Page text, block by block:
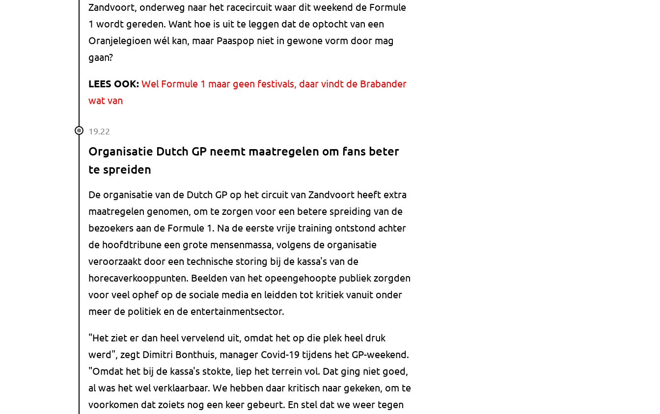
Zandvoort, onderweg naar het racecircuit waar dit weekend de Formule
1 wordt gereden. Want hoe is uit te leggen dat de optocht van een
Oranjelegioen wél kan, maar Paaspop niet in gewone vorm door mag
gaan?
LEES OOK: Wel Formule 1 maar geen festivals, daar vindt de Brabander
wat van
19.22
Organisatie Dutch GP neemt maatregelen om fans beter
te spreiden
De organisatie van de Dutch GP op het circuit van Zandvoort heeft extra
maatregelen genomen, om te zorgen voor een betere spreiding van de
bezoekers aan de Formule 1. Na de eerste vrije training ontstond achter
de hoofdtribune een grote mensenmassa, volgens de organisatie
veroorzaakt door een technische storing bij de kassa's van de
horecaverkooppunten. Beelden van het opeengehoopte publiek zorgden
voor veel ophef op de sociale media en leidden tot kritiek vanuit onder
meer de politiek en de entertainmentsector.
"Het ziet er dan heel vervelend uit, omdat het op die plek heel druk
werd", zegt Dimitri Bonthuis, manager Covid-19 tijdens het GP-weekend.
"Omdat het bij de kassa's stokte, liep het terrein vol. Dat ging niet goed,
al was het wel verklaarbaar. We hebben daar kritisch naar gekeken, om te
voorkomen dat zoiets nog een keer gebeurt. En stel dat we weer tegen